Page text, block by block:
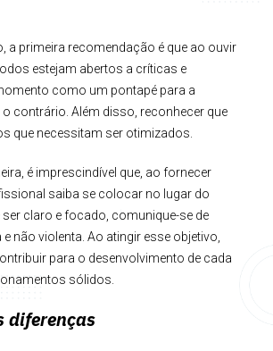
a primeira recomendação é que ao ouvir
estejam abertos a críticas e
como um pontapé para a
contrário. Além disso, reconhecer que
que necessitam ser otimizados.
é imprescindível que, ao fornecer
saiba se colocar no lugar do
ser claro e focado, comunique-se de
não violenta. Ao atingir esse objetivo,
para o desenvolvimento de cada
sólidos.
diferenças